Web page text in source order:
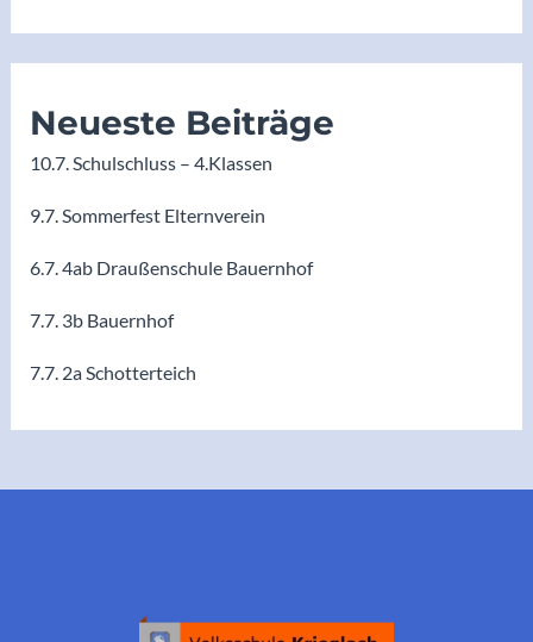
Neueste Beiträge
10.7. Schulschluss – 4.Klassen
9.7. Sommerfest Elternverein
6.7. 4ab Draußenschule Bauernhof
7.7. 3b Bauernhof
7.7. 2a Schotterteich